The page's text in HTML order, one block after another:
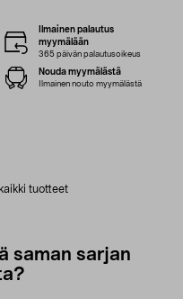
tuotteet
Ilmainen palautus
myymälään
365 päivän palautusoikeus
Nouda myymälästä
Ilmainen nouto myymälästä
saman sarjan